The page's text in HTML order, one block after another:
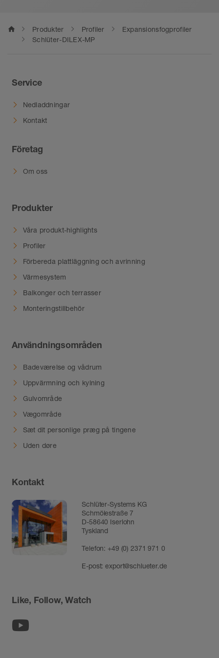
home Produkter Profiler
Expansionsfogprofiler
Schlüter-DILEX-MP
Service
Nedladdningar
Kontakt
Företag
Om oss
Produkter
Våra produkt-highlights
Profiler
Förbereda plattläggning och avrinning
Värmesystem
Balkonger och terrasser
Monteringstillbehör
Användningsområden
Badeværelse og vådrum
Uppvärmning och kylning
Gulvområde
Vægområde
Sæt dit personlige præg på tingene
Uden døre
Kontakt
Schlüter-Systems KG
Schmölestraße 7
D-58640 Iserlohn
Tyskland
Telefon:+49 (0) 2371 971 0
E-post:export@schlueter.de
Like, Follow, Watch